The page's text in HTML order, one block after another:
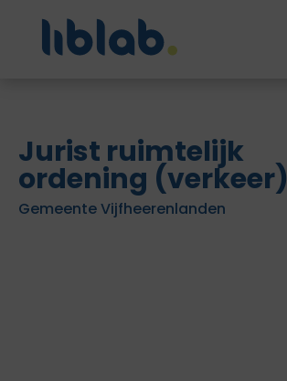
Jurist ruimtelijk
ordening (verkeer)
Gemeente Vijfheerenlanden